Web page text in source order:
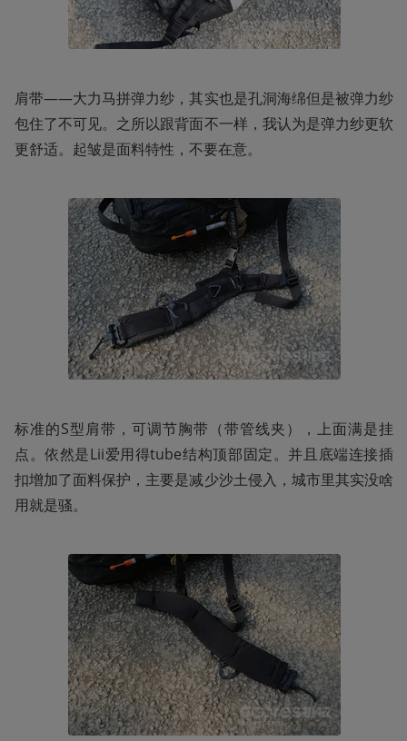
肩带——大力马拼弹力纱，其实也是孔洞海绵但是被弹力纱
包住了不可见。之所以跟背面不一样，我认为是弹力纱更软
更舒适。起皱是面料特性，不要在意。
标准的S型肩带，可调节胸带（带管线夹），上面满是挂
点。依然是Lii爱用得tube结构顶部固定。并且底端连接插
扣增加了面料保护，主要是减少沙土侵入，城市里其实没啥
用就是骚。